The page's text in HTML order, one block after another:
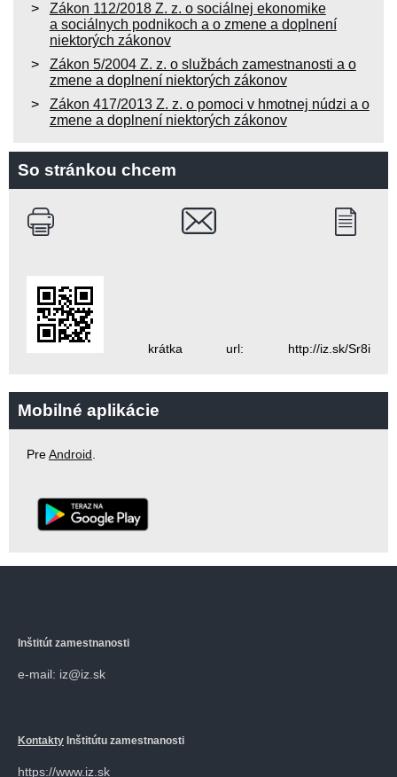
Zákon 112/2018 Z. z. o sociálnej ekonomike
a sociálnych podnikoch a o zmene a doplnení
niektorých zákonov
Zákon 5/2004 Z. z. o službách zamestnanosti a o
zmene a doplnení niektorých zákonov
Zákon 417/2013 Z. z. o pomoci v hmotnej núdzi a o
zmene a doplnení niektorých zákonov
So stránkou chcem
krátka url: http://iz.sk/Sr8i
Mobilné aplikácie
PreAndroid.
Inštitút zamestnanosti
e-mail: iz@iz.sk
Kontakty Inštitútu zamestnanosti
https://www.iz.sk